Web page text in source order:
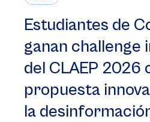
Estudiantes de
ganan challenge
del CLAEP 2026
propuesta
la